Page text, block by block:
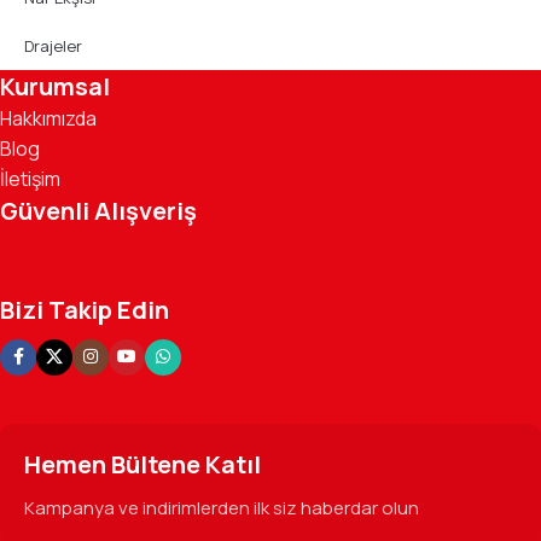
Drajeler
Kurumsal
Hakkımızda
Blog
İletişim
Güvenli Alışveriş
Bizi Takip Edin
Hemen Bültene Katıl
Kampanya ve indirimlerden ilk siz haberdar olun